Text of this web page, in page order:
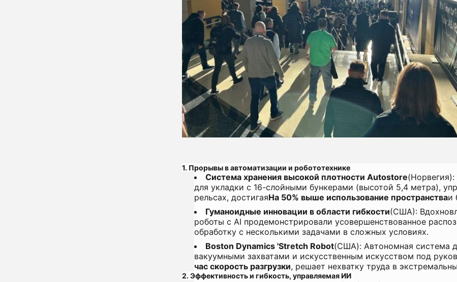
1. Прорывы в автоматизации и робототехнике
Система хранения высокой плотности Autostore
для укладки с 16-слойными бункерами (высотой 5,4 метра),
рельсах, достигаяНа 50% выше использование пространстваи
Гуманоидные инновации в области гибкости(США):
роботы с AI продемонстрировали усовершенствованное
обработку с несколькими задачами в сложных условиях.
Boston Dynamics 'Stretch Robot(США): Автономная система
вакуумными захватами и искусственным искусством под
час скорость разгрузки, решает нехватку труда в
2. Эффективность и гибкость, управляемая ИИ